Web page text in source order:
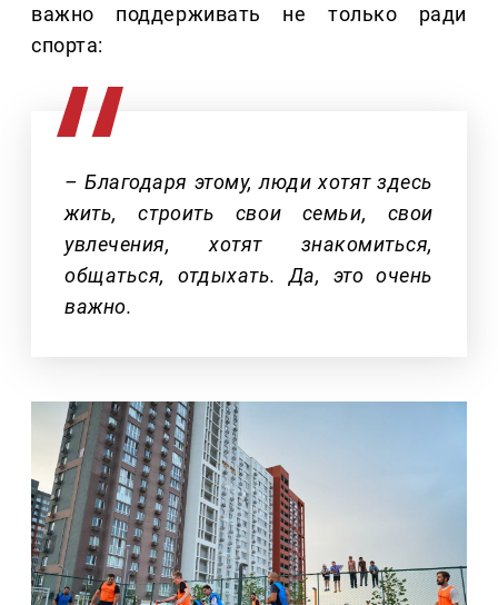
важно поддерживать не только ради
спорта:
– Благодаря этому, люди хотят здесь
жить, строить свои семьи, свои
увлечения, хотят знакомиться,
общаться, отдыхать. Да, это очень
важно.